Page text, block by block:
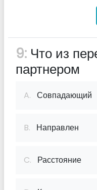
9: Что из
партнером
A. Совпадающий
B. Направлен
C. Расстояние